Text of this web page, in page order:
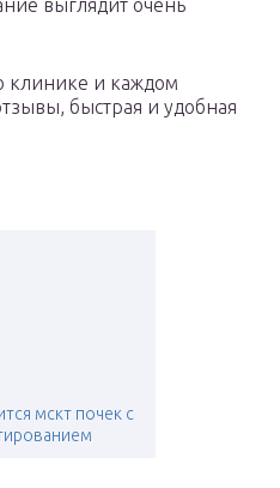
выглядит очень
клинике и каждом
быстрая и удобная
мскт почек с